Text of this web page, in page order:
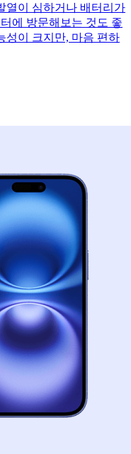
열이 심하거나 배터리가
에 방문해보는 것도 좋
성이 크지만, 마음 편하